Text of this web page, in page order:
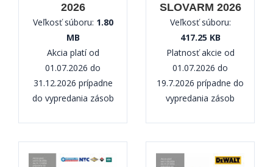
2026
Veľkosť súboru: 1.80
MB
Akcia platí od
01.07.2026 do
31.12.2026 prípadne
do vypredania zásob
SLOVARM 2026
Veľkosť súboru:
417.25 KB
Platnosť akcie od
01.07.2026 do
19.7.2026 prípadne do
vypredania zásob